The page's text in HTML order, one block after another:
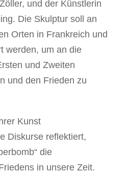
und der Künstlerin
Die Skulptur soll an
Orten in Frankreich und
werden, um an die
und Zweiten
und den Frieden zu
Kunst
Diskurse reflektiert,
die
in unsere Zeit.